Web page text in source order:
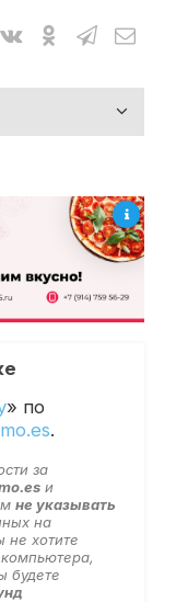
» по
.
за
и
не указывать
на
не хотите
будете